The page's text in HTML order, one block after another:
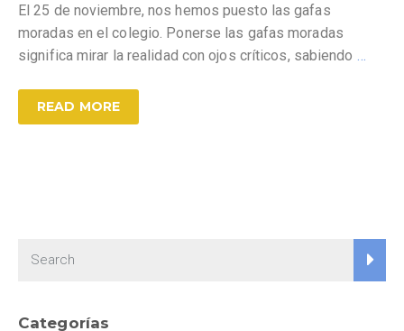
El 25 de noviembre, nos hemos puesto las gafas
moradas en el colegio. Ponerse las gafas moradas
significa mirar la realidad con ojos críticos, sabiendo
READ MORE
Categorías